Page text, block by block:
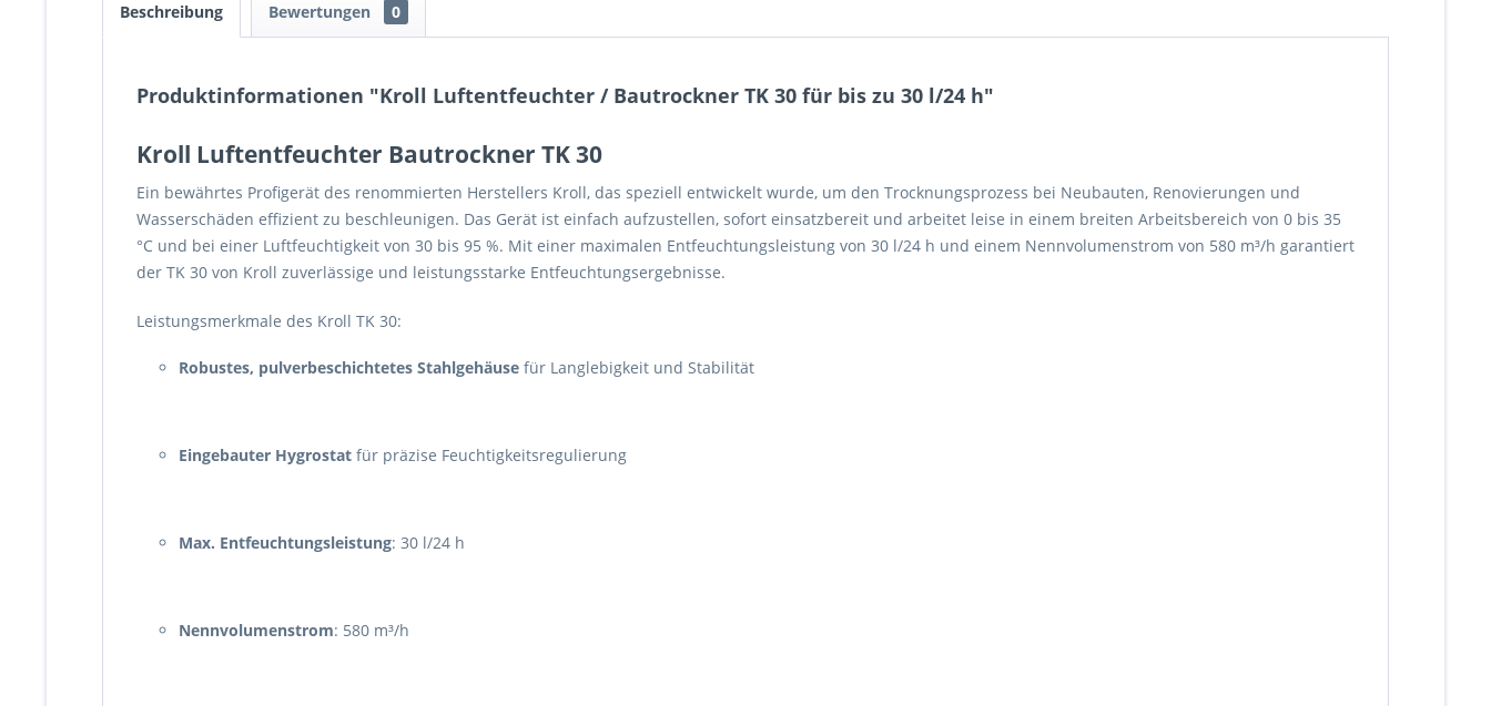
Beschreibung Bewertungen 0
Produktinformationen "Kroll Luftentfeuchter / Bautrockner TK 30 für bis zu 30 l/24 h"
Kroll Luftentfeuchter Bautrockner TK 30
Ein bewährtes Profigerät des renommierten Herstellers Kroll, das speziell entwickelt wurde, um den Trocknungsprozess bei Neubauten, Renovierungen und
Wasserschäden effizient zu beschleunigen. Das Gerät ist einfach aufzustellen, sofort einsatzbereit und arbeitet leise in einem breiten Arbeitsbereich von 0 bis 35
°C und bei einer Luftfeuchtigkeit von 30 bis 95 %. Mit einer maximalen Entfeuchtungsleistung von 30 l/24 h und einem Nennvolumenstrom von 580 m³/h garantiert
der TK 30 von Kroll zuverlässige und leistungsstarke Entfeuchtungsergebnisse.
Leistungsmerkmale des Kroll TK 30:
Robustes, pulverbeschichtetes Stahlgehäuse für Langlebigkeit und Stabilität
Eingebauter Hygrostat für präzise Feuchtigkeitsregulierung
Max. Entfeuchtungsleistung: 30 l/24 h
Nennvolumenstrom: 580 m³/h